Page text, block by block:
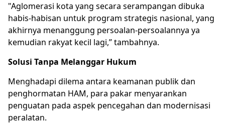
"Aglomerasi kota yang secara serampangan dibuka
habis-habisan untuk program strategis nasional, yang
akhirnya menanggung persoalan-persoalannya ya
kemudian rakyat kecil lagi,” tambahnya.
Solusi Tanpa Melanggar Hukum
Menghadapi dilema antara keamanan publik dan
penghormatan HAM, para pakar menyarankan
penguatan pada aspek pencegahan dan modernisasi
peralatan.